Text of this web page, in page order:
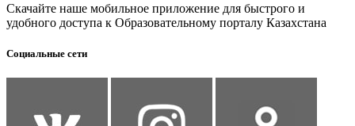
Скачайте наше мобильное приложение для быстрого и
удобного доступа к Образовательному порталу Казахстана
Социальные сети